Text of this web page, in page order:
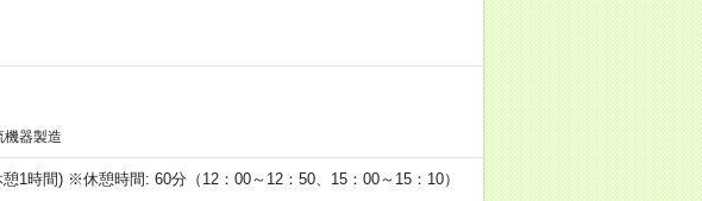
機器製造
1時間) ※休憩時間: 60分（12：00～12：50、15：00～15：10）